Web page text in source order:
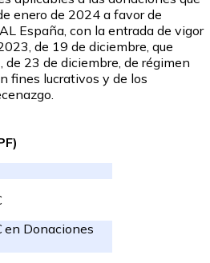
enero de 2024 a favor de
España, con la entrada de vigor
de 19 de diciembre, que
23 de diciembre, de régimen
fines lucrativos y de los
en Donaciones